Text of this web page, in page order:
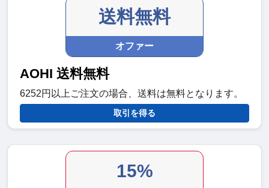
送料無料
オファー
AOHI 送料無料
6252円以上ご注文の場合、送料は無料となります。
取引を得る
15%